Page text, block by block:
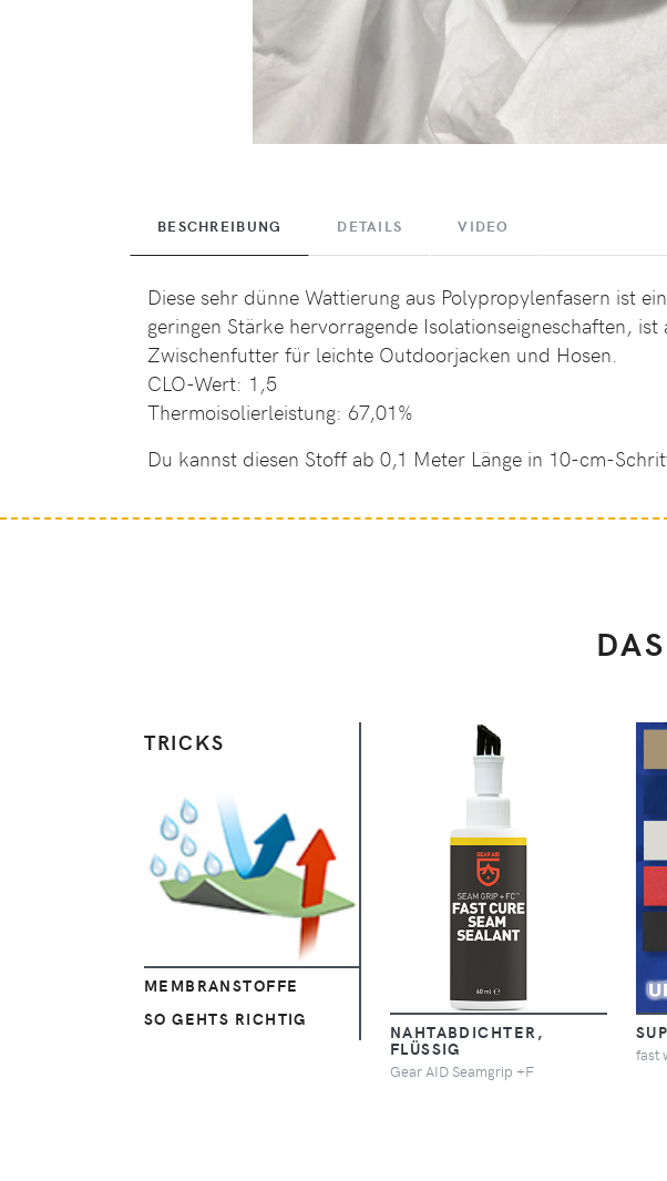
BESCHREIBUNG DETAILS VIDEO
Diese sehr dünne Wattierung aus Polypropylenfasern ist
geringen Stärke hervorragende Isolationseigneschaften,
Zwischenfutter für leichte Outdoorjacken und Hosen.
CLO-Wert: 1,5
Thermoisolierleistung: 67,01%
Du kannst diesen Stoff ab 0,1 Meter Länge in 10-cm-
TRICKS
Ansehen
MEMBRANSTOFFE
SO GEHTS RICHTIG
NAHTABDICHTER,
FLÜSSIG
Gear AID Seamgrip +F
fast